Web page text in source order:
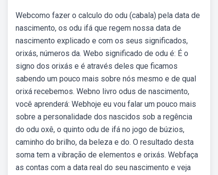
Webcomo fazer o calculo do odu (cabala) pela data de
nascimento, os odu ifá que regem nossa data de
nascimento explicado e com os seus significados,
orixás, números da. Webo significado de odu é: É o
signo dos orixás e é através deles que ficamos
sabendo um pouco mais sobre nós mesmo e de qual
orixá recebemos. Webno livro odus de nascimento,
você aprenderá: Webhoje eu vou falar um pouco mais
sobre a personalidade dos nascidos sob a regência
do odu oxê, o quinto odu de ifá no jogo de búzios,
caminho do brilho, da beleza e do. O resultado desta
soma tem a vibração de elementos e orixás. Webfaça
as contas com a data real do seu nascimento e veja